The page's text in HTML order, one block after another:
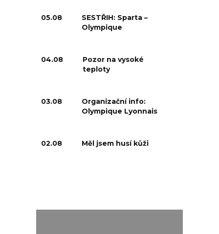
05.08
SESTŘIH: Sparta –
Olympique
04.08
Pozor na vysoké
teploty
03.08
Organizační info:
Olympique Lyonnais
02.08 Měl jsem husí kůži